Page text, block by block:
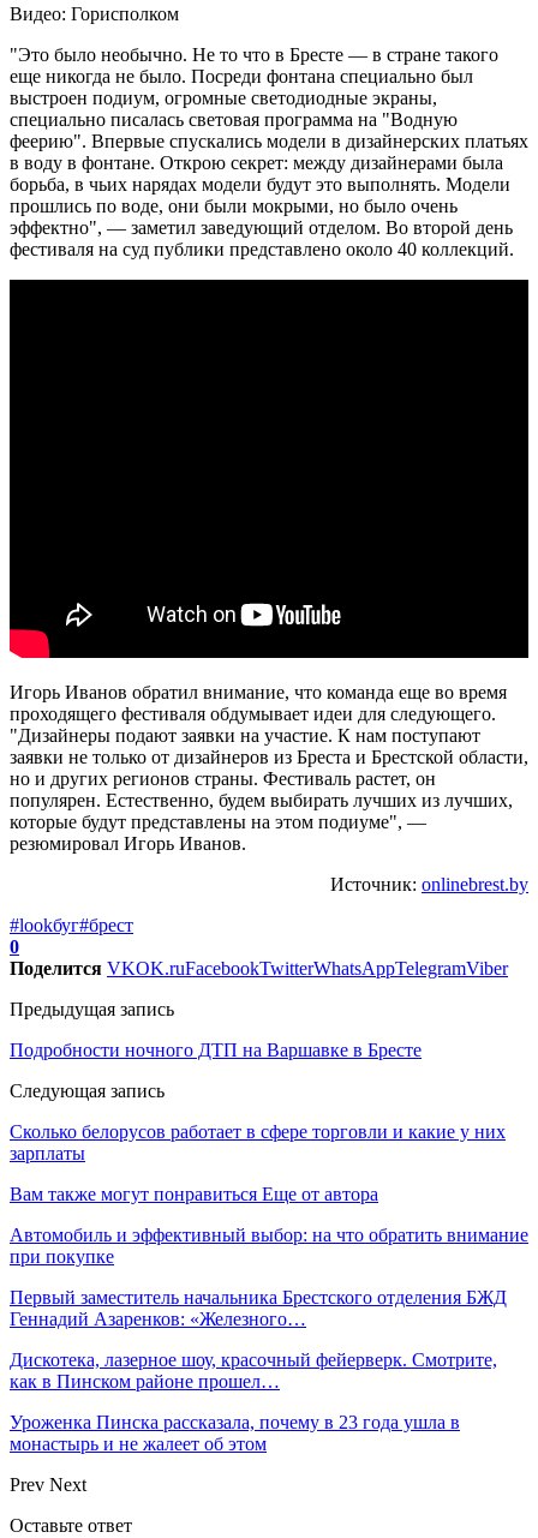
Видео: Горисполком
"Это было необычно. Не то что в Бресте — в стране такого
еще никогда не было. Посреди фонтана специально был
выстроен подиум, огромные светодиодные экраны,
специально писалась световая программа на "Водную
феерию". Впервые спускались модели в дизайнерских платьях
в воду в фонтане. Открою секрет: между дизайнерами была
борьба, в чьих нарядах модели будут это выполнять. Модели
прошлись по воде, они были мокрыми, но было очень
эффектно", — заметил заведующий отделом. Во второй день
фестиваля на суд публики представлено около 40 коллекций.
Игорь Иванов обратил внимание, что команда еще во время
проходящего фестиваля обдумывает идеи для следующего.
"Дизайнеры подают заявки на участие. К нам поступают
заявки не только от дизайнеров из Бреста и Брестской области,
но и других регионов страны. Фестиваль растет, он
популярен. Естественно, будем выбирать лучших из лучших,
которые будут представлены на этом подиуме", —
резюмировал Игорь Иванов.
Источник: onlinebrest.by
#lookбуг#брест
0
Поделится VKOK.ruFacebookTwitterWhatsAppTelegramViber
Предыдущая запись
Подробности ночного ДТП на Варшавке в Бресте
Следующая запись
Сколько белорусов работает в сфере торговли и какие у них
зарплаты
Вам также могут понравиться Еще от автора
Автомобиль и эффективный выбор: на что обратить внимание
при покупке
Первый заместитель начальника Брестского отделения БЖД
Геннадий Азаренков: «Железного…
Дискотека, лазерное шоу, красочный фейерверк. Смотрите,
как в Пинском районе прошел…
Уроженка Пинска рассказала, почему в 23 года ушла в
монастырь и не жалеет об этом
Prev Next
Оставьте ответ